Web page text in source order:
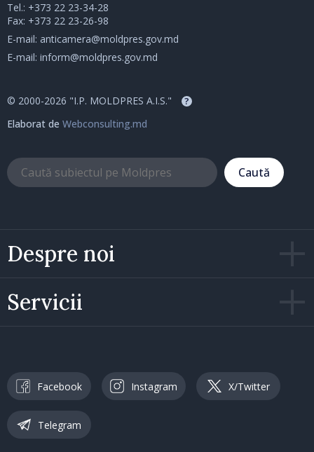
Despre noi
Servicii
Tel.: +373 22 23-34-28
Fax: +373 22 23-26-98
E-mail: anticamera@moldpres.gov.md
E-mail: inform@moldpres.gov.md
© 2000-2026 "I.P. MOLDPRES A.I.S." ?
Elaborat de Webconsulting.md
Caută
Facebook Instagram X/Twitter
Telegram